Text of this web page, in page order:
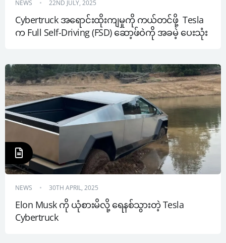
NEWS 22ND JULY, 2025
Cybertruck အရောင်းထိုးကျမှုကို ကယ်တင်ဖို့  Tesla
က Full Self-Driving (FSD) ဆော့ဖ်ဝဲကို အခမဲ့ ပေးသုံး
NEWS 30TH APRIL, 2025
Elon Musk ကို ယုံစားမိလို့ ရေနစ်သွားတဲ့ Tesla
Cybertruck